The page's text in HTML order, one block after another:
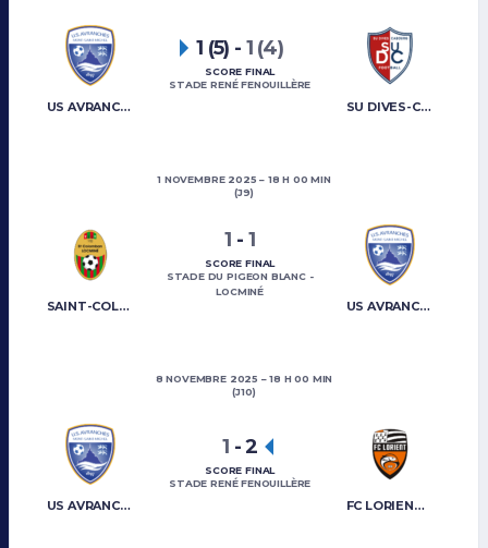
US AVRANCHES MONT-SAINT-MICHEL SU DIVES-CABOURG
1 (5) - 1 (4)
SCORE FINAL
STADE RENÉ FENOUILLÈRE
1 NOVEMBRE 2025
18 H 00 MIN
(J9)
SAINT-COLOMBAN LOCMINÉ US AVRANCHES MONT-SAINT-MICHEL
1 - 1
SCORE FINAL
STADE DU PIGEON BLANC -
LOCMINÉ
8 NOVEMBRE 2025
18 H 00 MIN
(J10)
US AVRANCHES MONT-SAINT-MICHEL FC LORIENT B
1 -2
SCORE FINAL
STADE RENÉ FENOUILLÈRE